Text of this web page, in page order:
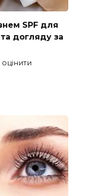
SPF для
догляду за